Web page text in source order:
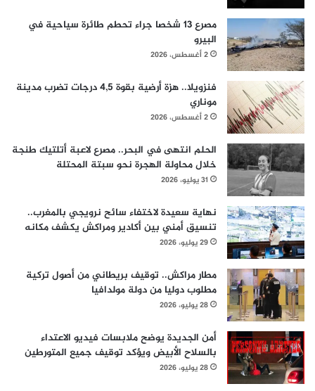
مصرع 13 شخصا جراء تحطم طائرة سياحية في
البيرو
2 أغسطس، 2026
فنزويلا.. هزة أرضية بقوة 4,5 درجات تضرب مدينة
موناري
2 أغسطس، 2026
الحلم انتهى في البحر.. مصرع لاعبة أتلتيك طنجة
خلال محاولة الهجرة نحو سبتة المحتلة
31 يوليو، 2026
نهاية سعيدة لاختفاء سائح نرويجي بالمغرب..
تنسيق أمني بين أكادير ومراكش يكشف مكانه
29 يوليو، 2026
مطار مراكش.. توقيف بريطاني من أصول تركية
مطلوب دوليا من دولة مولدافيا
28 يوليو، 2026
أمن الجديدة يوضح ملابسات فيديو الاعتداء
بالسلاح الأبيض ويؤكد توقيف جميع المتورطين
28 يوليو، 2026